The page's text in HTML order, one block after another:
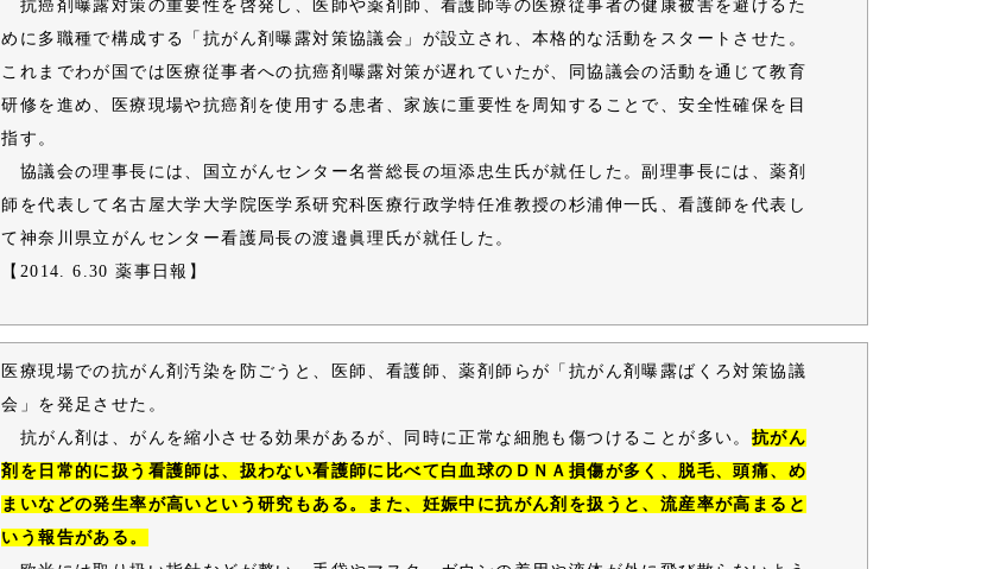
抗癌剤曝露対策の重要性を啓発し、医師や薬剤師、看護師等の医療従事者の健康被害を避けるた
めに多職種で構成する「抗がん剤曝露対策協議会」が設立され、本格的な活動をスタートさせた。
これまでわが国では医療従事者への抗癌剤曝露対策が遅れていたが、同協議会の活動を通じて教育
研修を進め、医療現場や抗癌剤を使用する患者、家族に重要性を周知することで、安全性確保を目
指す。
協議会の理事長には、国立がんセンター名誉総長の垣添忠生氏が就任した。副理事長には、薬剤
師を代表して名古屋大学大学院医学系研究科医療行政学特任准教授の杉浦伸一氏、看護師を代表し
て神奈川県立がんセンター看護局長の渡邉眞理氏が就任した。
【2014. 6.30 薬事日報】
医療現場での抗がん剤汚染を防ごうと、医師、看護師、薬剤師らが「抗がん剤曝露ばくろ対策協議
会」を発足させた。
抗がん剤は、がんを縮小させる効果があるが、同時に正常な細胞も傷つけることが多い。 抗がん
剤を日常的に扱う看護師は、扱わない看護師に比べて白血球のＤＮＡ損傷が多く、脱毛、頭痛、め
まいなどの発生率が高いという研究もある。また、妊娠中に抗がん剤を扱うと、流産率が高まると
いう報告がある。